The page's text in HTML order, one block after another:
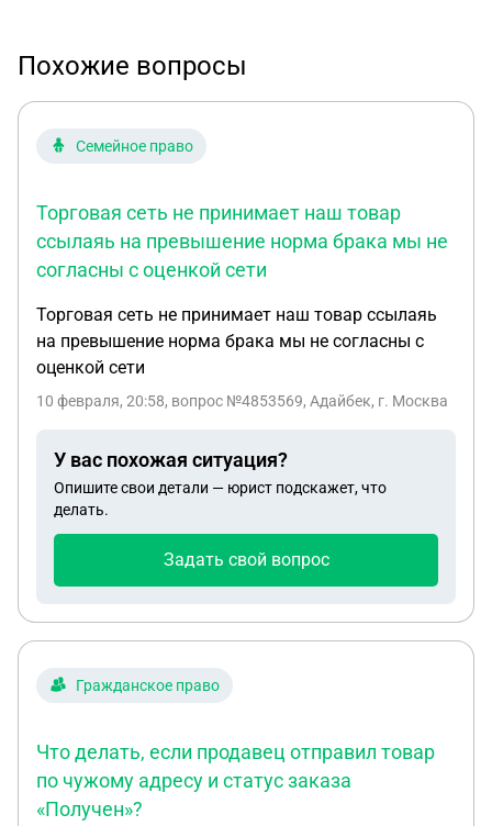
Похожие вопросы
Семейное право
Торговая сеть не принимает наш товар
ссылаяь на превышение норма брака мы не
согласны с оценкой сети
Торговая сеть не принимает наш товар ссылаяь
на превышение норма брака мы не согласны с
оценкой сети
10 февраля, 20:58, вопрос №4853569, Адайбек, г. Москва
У вас похожая ситуация?
Опишите свои детали — юрист подскажет, что
делать.
Задать свой вопрос
Гражданское право
Что делать, если продавец отправил товар
по чужому адресу и статус заказа
«Получен»?